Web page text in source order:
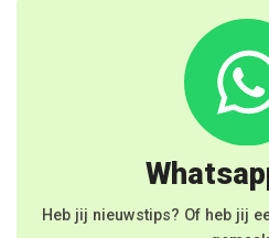
Heb jij nieuwstips? Of heb jij